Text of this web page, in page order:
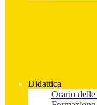
Didattica
Orario